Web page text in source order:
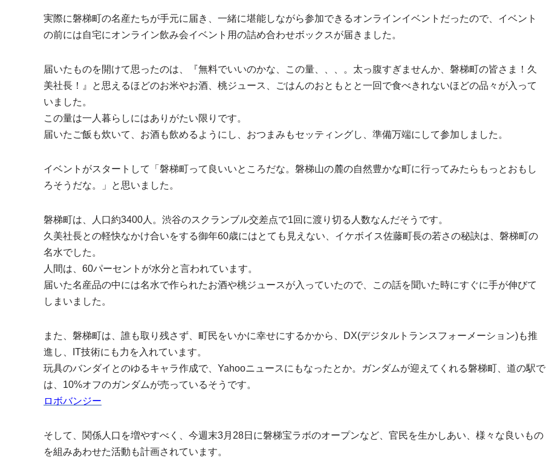
実際に磐梯町の名産たちが手元に届き、一緒に堪能しながら参加できるオンラインイベントだったので、イベント
の前には自宅にオンライン飲み会イベント用の詰め合わせボックスが届きました。
届いたものを開けて思ったのは、『無料でいいのかな、この量、、、。太っ腹すぎませんか、磐梯町の皆さま！久
美社長！』と思えるほどのお米やお酒、桃ジュース、ごはんのおともとと一回で食べきれないほどの品々が入って
いました。
この量は一人暮らしにはありがたい限りです。
届いたご飯も炊いて、お酒も飲めるようにし、おつまみもセッティングし、準備万端にして参加しました。
イベントがスタートして「磐梯町って良いいところだな。磐梯山の麓の自然豊かな町に行ってみたらもっとおもし
ろそうだな。」と思いました。
磐梯町は、人口約3400人。渋谷のスクランブル交差点で1回に渡り切る人数なんだそうです。
久美社長との軽快なかけ合いをする御年60歳にはとても見えない、イケボイス佐藤町長の若さの秘訣は、磐梯町の
名水でした。
人間は、60パーセントが水分と言われています。
届いた名産品の中には名水で作られたお酒や桃ジュースが入っていたので、この話を聞いた時にすぐに手が伸びて
しまいました。
また、磐梯町は、誰も取り残さず、町民をいかに幸せにするかから、DX(デジタルトランスフォーメーション)も推
進し、IT技術にも力を入れています。
玩具のバンダイとのゆるキャラ作成で、Yahooニュースにもなったとか。ガンダムが迎えてくれる磐梯町、道の駅で
は、10%オフのガンダムが売っているそうです。
ロボバンジー
そして、関係人口を増やすべく、今週末3月28日に磐梯宝ラボのオープンなど、官民を生かしあい、様々な良いもの
を組みあわせた活動も計画されています。